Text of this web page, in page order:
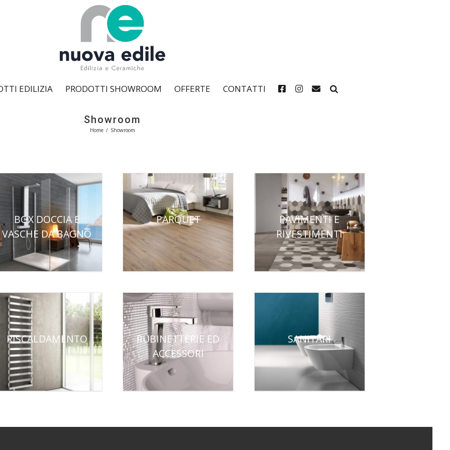
EDILIZIA PRODOTTI SHOWROOM OFFERTE CONTATTI
Showroom
Home / Showroom
BOX DOCCIA E
VASCHE DA BAGNO
PARQUET
PAVIMENTI E
RIVESTIMENTI
RISCALDAMENTO
RUBINETTERIE ED
ACCESSORI
SANITARI